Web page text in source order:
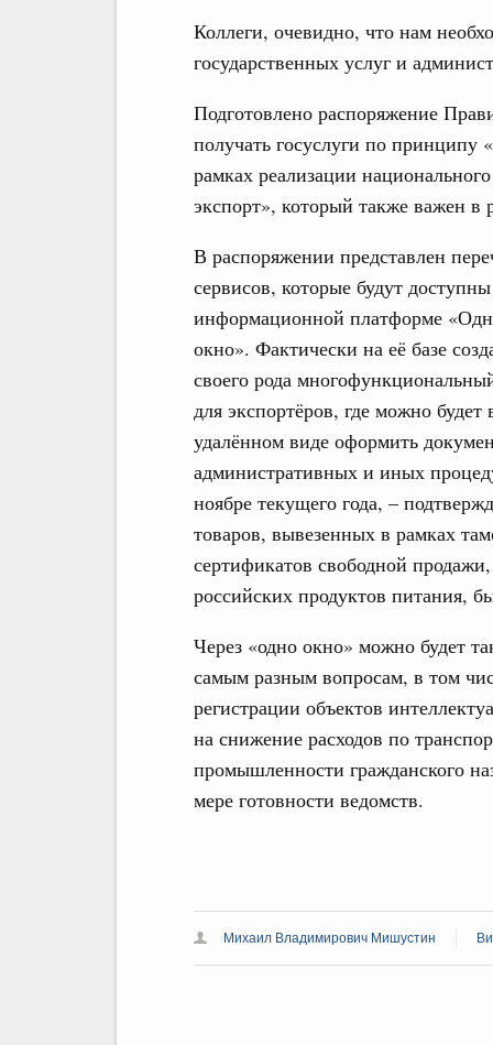
Коллеги, очевидно, что нам
государственных услуг и
Подготовлено распоряжение
получать госуслуги по принципу
рамках реализации
экспорт», который также важен в
В распоряжении представлен
сервисов, которые будут
информационной платформе
окно». Фактически на её базе
своего рода
для экспортёров, где можно будет
удалённом виде оформить
административных и иных
ноябре текущего года, –
товаров, вывезенных в рамках
сертификатов свободной
российских продуктов питания,
Через «одно окно» можно будет
самым разным вопросам, в том
регистрации объектов
на снижение расходов по
промышленности гражданского
мере готовности ведомств.
Михаил Владимирович Мишустин